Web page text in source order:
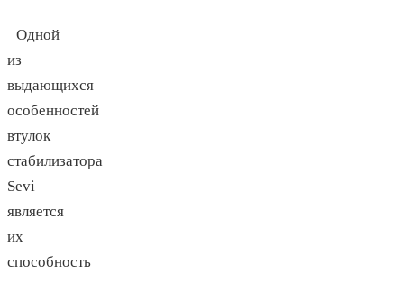
Одной
из
выдающихся
особенностей
втулок
стабилизатора
Sevi
является
их
способность